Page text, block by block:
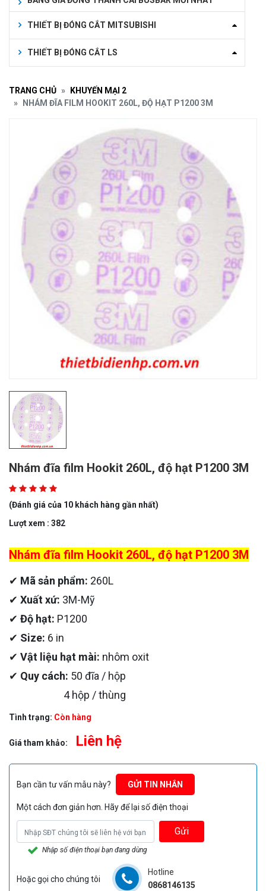
THIẾT BỊ ĐÓNG CẮT MITSUBISHI
THIẾT BỊ ĐÓNG CẮT LS
TRANG CHỦ
KHUYẾN MẠI 2
NHÁM ĐĨA FILM HOOKIT 260L, ĐỘ HẠT P1200 3M
Nhám đĩa film Hookit 260L, độ hạt P1200 3M
(Đánh giá của 10 khách hàng gần nhất)
Lượt xem : 382
Nhám đĩa film Hookit 260L, độ hạt P1200 3M
✔ Mã sản phẩm: 260L
✔ Xuất xứ: 3M-Mỹ
✔ Độ hạt: P1200
✔ Size: 6 in
✔ Vật liệu hạt mài: nhôm oxit
✔ Quy cách: 50 đĩa / hộp
4 hộp / thùng
Tình trạng: Còn hàng
Giá tham khảo: Liên hệ
Bạn cần tư vấn mẫu này? GỬI TIN NHẮN
Một cách đơn giản hơn. Hãy để lại số điện thoại
Gửi
Nhập số điện thoại bạn đang dùng
Hoặc gọi cho chúng tôi
Hotline
0868146135